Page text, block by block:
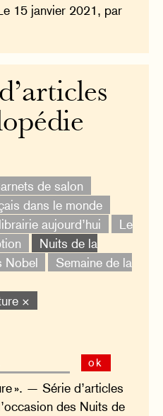
15 janvier 2021, par
de salon
dans le monde
aujourd’hui
Le
Nuits de la
Nobel
Semaine de la
×
ok
». — Série d’articles
des Nuits de